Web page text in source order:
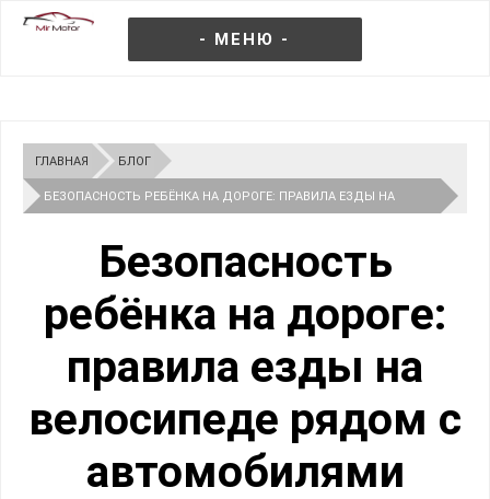
- МЕНЮ -
ГЛАВНАЯ БЛОГ
БЕЗОПАСНОСТЬ РЕБЁНКА НА ДОРОГЕ: ПРАВИЛА ЕЗДЫ НА
Безопасность
ребёнка на дороге:
правила езды на
велосипеде рядом с
автомобилями